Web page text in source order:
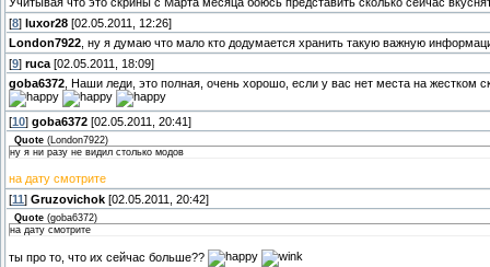
[8] luxor28 [02.05.2011, 12:26]
London7922 , ну я думаю что мало кто додумается хранить такую важную
[9] ruca [02.05.2011, 18:09]
goba6372 , Наши леди, это полная, очень хорошо, если у вас нет места на жестком
[10] goba6372 [02.05.2011, 20:41]
Quote (London7922)
ну я ни разу не видил столько модов
на дату смотрите
[11 ] Gruzovichok [02.05.2011, 20:42]
Quote (goba6372)
на дату смотрите
ты про то, что их сейчас больше??